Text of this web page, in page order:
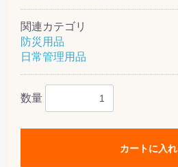
関連カテゴリ
防災用品
日常管理用品
数量
カートに入